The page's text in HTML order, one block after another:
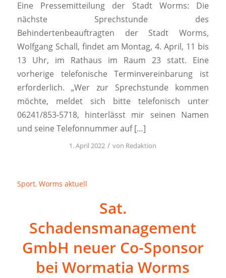
Eine Pressemitteilung der Stadt Worms: Die
nächste Sprechstunde des
Behindertenbeauftragten der Stadt Worms,
Wolfgang Schall, findet am Montag, 4. April, 11 bis
13 Uhr, im Rathaus im Raum 23 statt. Eine
vorherige telefonische Terminvereinbarung ist
erforderlich. „Wer zur Sprechstunde kommen
möchte, meldet sich bitte telefonisch unter
06241/853-5718, hinterlässt mir seinen Namen
und seine Telefonnummer auf […]
1. April 2022 / von Redaktion
Sport, Worms aktuell
Sat.
Schadensmanagement
GmbH neuer Co-Sponsor
bei Wormatia Worms